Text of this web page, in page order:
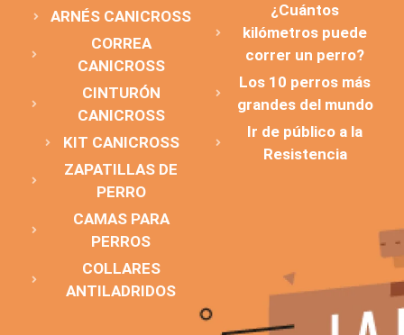
ARNÉS CANICROSS
CORREA
CANICROSS
CINTURÓN
CANICROSS
KIT CANICROSS
ZAPATILLAS DE
PERRO
CAMAS PARA
PERROS
COLLARES
ANTILADRIDOS
¿Cuántos
kilómetros puede
correr un perro?
Los 10 perros más
grandes del mundo
Ir de público a la
Resistencia